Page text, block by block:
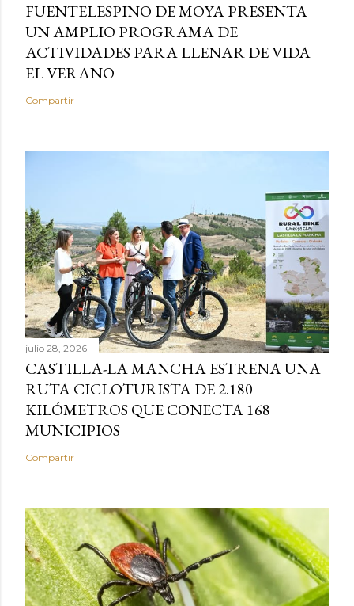
FUENTELESPINO DE MOYA PRESENTA
UN AMPLIO PROGRAMA DE
ACTIVIDADES PARA LLENAR DE VIDA
EL VERANO
Compartir
julio 28, 2026
CASTILLA-LA MANCHA ESTRENA UNA
RUTA CICLOTURISTA DE 2.180
KILÓMETROS QUE CONECTA 168
MUNICIPIOS
Compartir